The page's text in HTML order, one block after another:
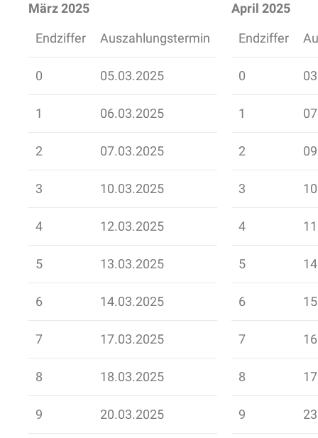
März 2025
Endziffer
Auszahlungstermin
0 05.03.2025
1 06.03.2025
2 07.03.2025
3 10.03.2025
4 12.03.2025
5 13.03.2025
6 14.03.2025
7 17.03.2025
8 18.03.2025
9 20.03.2025
April 2025
Endziffer
0
1
2
3
4
5
6
7
8
9